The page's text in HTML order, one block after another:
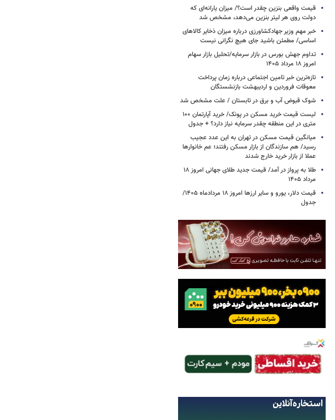
قیمت واقعی بنزین چقدر است؟/ میزان یارانه‌ای که
دولت روی هر لیتر بنزین می‌دهد، مشخص شد
خبر مهم وزیر جهادکشاورزی درباره میزان ذخایر کالاهای
اساسی/ مطمئن باشید جای هیچ نگرانی نیست
تداوم جهش بورس در بازار سرمایه/تحلیل بازار سهام
امروز ۱۸ مرداد ۱۴۰۵
تازه‌ترین خبر تامین اجتماعی درباره زمان پرداخت
معوقات فروردین و اردیبهشت بازنشستگان
شوک قبوض آب و برق در تابستان / علت مشخص شد
لیست قیمت خرید مسکن در پونک/ خرید آپارتمان ۱۰۰
متری در این منطقه چقدر سرمایه نیاز دارد؟ + جدول
میانگین قیمت مسکن در تهران به این عدد عجیب
رسید/ هم سازندگان از بازار مسکن رفتند؛ عم خانوارها
عملا از بازار خرید خارج شدند
طلا به پرواز در آمد/ قیمت جدید طلای جهانی امروز ۱۸
مرداد ۱۴۰۵
قیمت دلار، یورو و سایر ارزها امروز ۱۸ مردادماه ۱۴۰۵/
جدول